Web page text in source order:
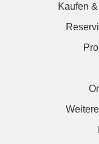
Kaufen